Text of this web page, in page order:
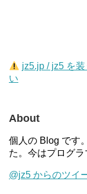
jz5.jp / jz5 を
い
About
個人の Blog です
た。今はプログラ
@jz5 からのツイ